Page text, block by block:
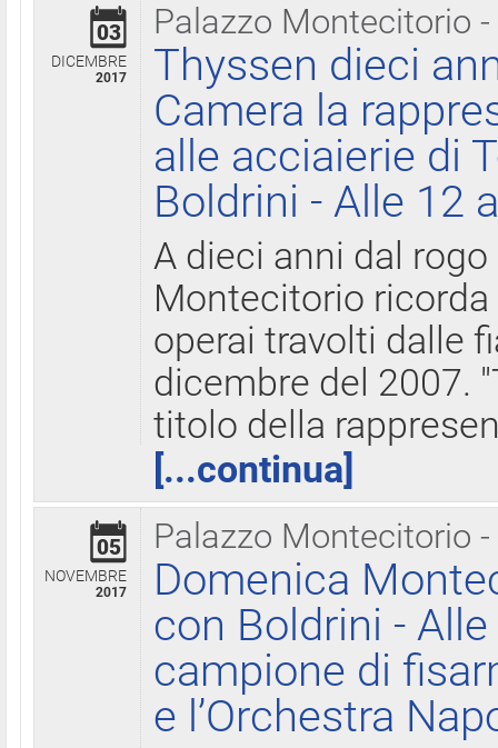
Palazzo Montecitorio
03
DICEMBRE
2017
Thyssen dieci
Camera la
alle acciaierie di
Boldrini - Alle 12
A dieci anni dal
Montecitorio
operai travolti dalle
dicembre del 2007.
titolo della
[...continua]
Palazzo Montecitorio
05
NOVEMBRE
2017
Domenica
con Boldrini -
campione di
e l’Orchestra